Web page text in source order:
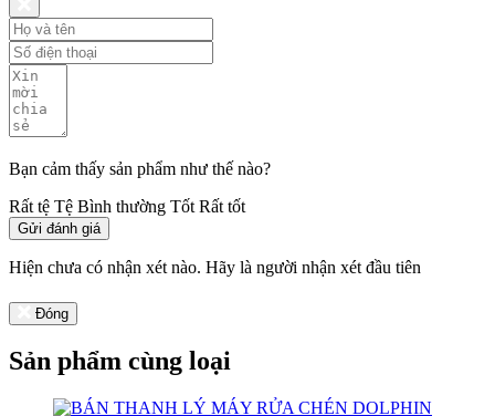
Bạn cảm thấy sản phẩm như thế nào?
Rất tệ Tệ Bình thường Tốt Rất tốt
Gửi đánh giá
Hiện chưa có nhận xét nào. Hãy là người nhận xét đầu tiên
Đóng
Sản phẩm cùng loại